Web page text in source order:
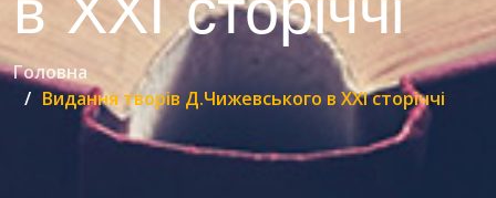
Головна
Видання творів Д.Чижевського в ХХІ сторіччі